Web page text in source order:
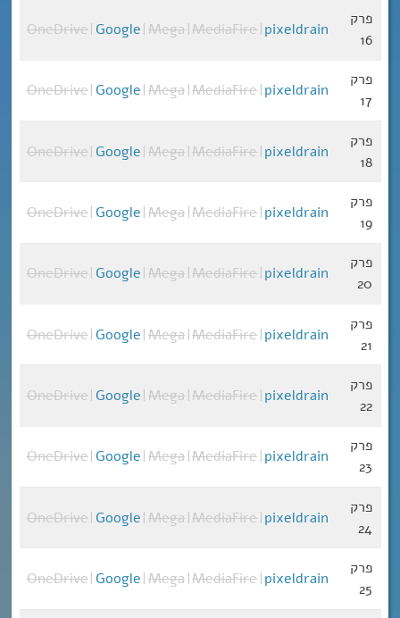
פרק
16
OneDrive| Google|Mega|MediaFire|pixeldrain
פרק
17
OneDrive| Google|Mega|MediaFire|pixeldrain
פרק
18
OneDrive| Google|Mega|MediaFire|pixeldrain
פרק
19
OneDrive| Google|Mega|MediaFire|pixeldrain
פרק
20
OneDrive| Google|Mega|MediaFire|pixeldrain
פרק
21
OneDrive| Google|Mega|MediaFire|pixeldrain
פרק
22
OneDrive| Google|Mega|MediaFire|pixeldrain
פרק
23
OneDrive| Google|Mega|MediaFire|pixeldrain
פרק
24
OneDrive| Google|Mega|MediaFire|pixeldrain
פרק
25
OneDrive| Google|Mega|MediaFire|pixeldrain